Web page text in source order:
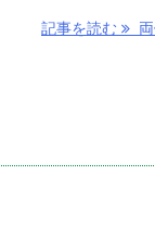
記事を読む